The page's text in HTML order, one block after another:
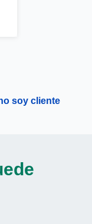
soy cliente